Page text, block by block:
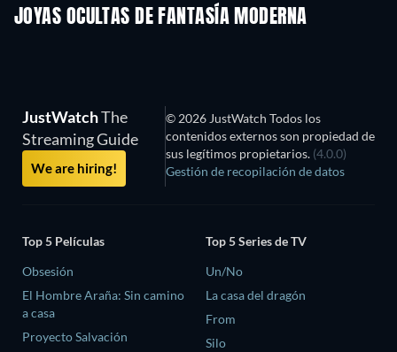
JOYAS OCULTAS DE FANTASÍA MODERNA
TV
JustWatchThe
Streaming Guide
We are hiring!
© 2026 JustWatch Todos los
contenidos externos son propiedad de
sus legítimos propietarios. (4.0.0)
Gestión de recopilación de datos
Top 5 Películas
Obsesión
El Hombre Araña: Sin camino
a casa
Proyecto Salvación
Top 5 Series de TV
Un/No
La casa del dragón
From
Silo